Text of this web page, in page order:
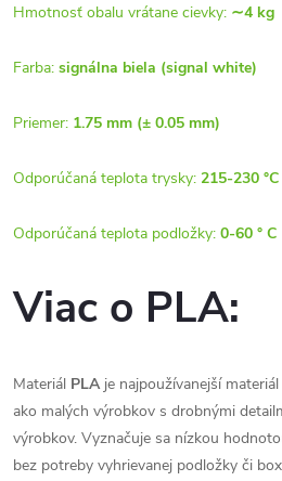
Hmotnosť obalu vrátane cievky: ∼4 kg
Farba: signálna biela (signal white)
Priemer: 1.75 mm (± 0.05 mm)
Odporúčaná teplota trysky: 215-230 °C
Odporúčaná teplota podložky: 0-60 ° C
Viac o PLA:
Materiál PLAje najpoužívanejší
ako malých výrobkov s drobnými
výrobkov. Vyznačuje sa nízkou
bez potreby vyhrievanej podložky či